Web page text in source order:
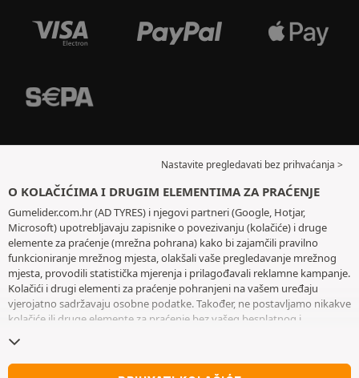
Nastavite pregledavati bez prihvaćanja >
O KOLAČIĆIMA I DRUGIM ELEMENTIMA ZA PRAĆENJE
Gumelider.com.hr (AD TYRES) i njegovi partneri (Google, Hotjar,
Microsoft) upotrebljavaju zapisnike o povezivanju (kolačiće) i druge
elemente za praćenje (mrežna pohrana) kako bi zajamčili pravilno
funkcioniranje mrežnog mjesta, olakšali vaše pregledavanje mrežnog
mjesta, provodili statistička mjerenja i prilagođavali reklamne kampanje.
Kolačići i drugi elementi za praćenje pohranjeni na vašem uređaju
vjerojatno sadržavaju osobne podatke. Također, ne postavljamo nikakve
kolačiće ili druge elemente za praćenje bez vašeg besplatnog i
Zadržavamo vaš odabir tijekom šest mjeseci. Svoj pristanak možete
povući u bilo kojem trenutku posjetom stranice posvećenekolačićima i